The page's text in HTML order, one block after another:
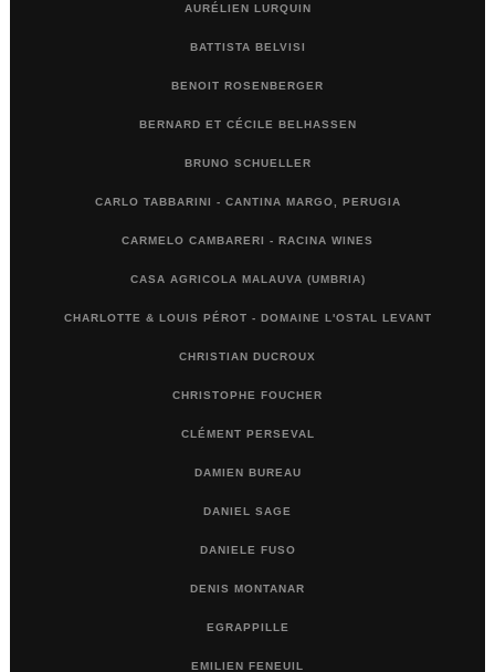
AURÉLIEN LURQUIN
BATTISTA BELVISI
BENOIT ROSENBERGER
BERNARD ET CÉCILE BELHASSEN
BRUNO SCHUELLER
CARLO TABBARINI - CANTINA MARGO, PERUGIA
CARMELO CAMBARERI - RACINA WINES
CASA AGRICOLA MALAUVA (UMBRIA)
CHARLOTTE & LOUIS PÉROT - DOMAINE L'OSTAL LEVANT
CHRISTIAN DUCROUX
CHRISTOPHE FOUCHER
CLÉMENT PERSEVAL
DAMIEN BUREAU
DANIEL SAGE
DANIELE FUSO
DENIS MONTANAR
EGRAPPILLE
EMILIEN FENEUIL